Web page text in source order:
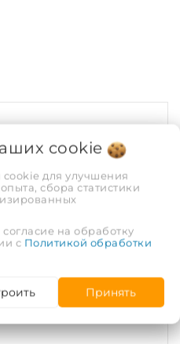
для подключения к
20 мм, 25 мм, 32
под углом
25.5 мм до 60.0 мм (в
перекачиваемой
- 95ºС). Гарантия
менее 50 лет.
cookie
для улучшения
сбора статистики
на обработку
с Политикой обработки
Принять